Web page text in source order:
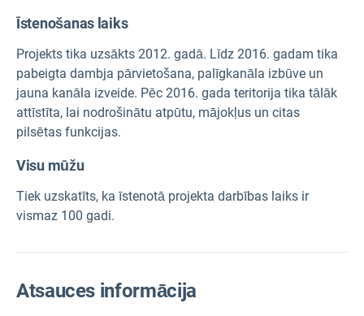
Īstenošanas laiks
Projekts tika uzsākts 2012. gadā. Līdz 2016. gadam tika
pabeigta dambja pārvietošana, palīgkanāla izbūve un
jauna kanāla izveide. Pēc 2016. gada teritorija tika tālāk
attīstīta, lai nodrošinātu atpūtu, mājokļus un citas
pilsētas funkcijas.
Visu mūžu
Tiek uzskatīts, ka īstenotā projekta darbības laiks ir
vismaz 100 gadi.
Atsauces informācija